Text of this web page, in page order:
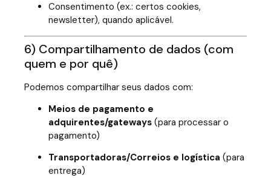
Consentimento (ex.: certos cookies,
newsletter), quando aplicável.
6) Compartilhamento de dados (com
quem e por quê)
Podemos compartilhar seus dados com:
Meios de pagamento e
adquirentes/gateways (para processar o
pagamento)
Transportadoras/Correios e logística (para
entrega)